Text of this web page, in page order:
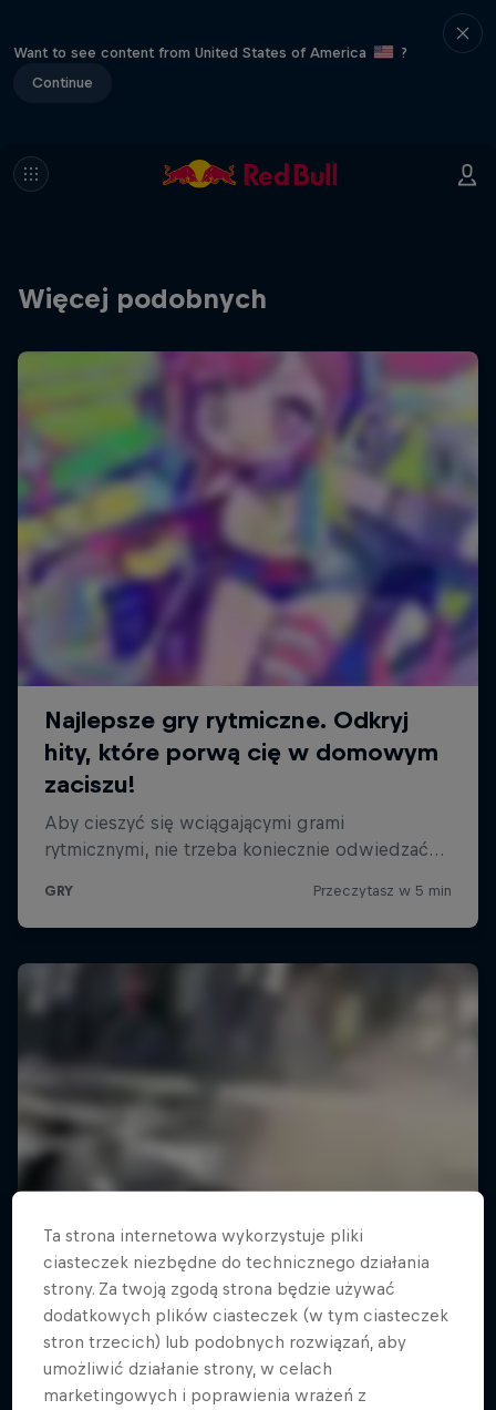
Want to see content from United States of America
?
Continue
Więcej podobnych
Ta strona internetowa wykorzystuje pliki
ciasteczek niezbędne do technicznego działania
strony. Za twoją zgodą strona będzie używać
dodatkowych plików ciasteczek (w tym ciasteczek
stron trzecich) lub podobnych rozwiązań, aby
umożliwić działanie strony, w celach
marketingowych i poprawienia wrażeń z